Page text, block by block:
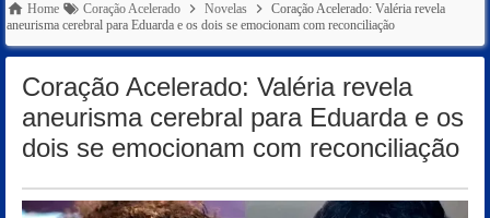
Home Coração Acelerado Novelas
Coração Acelerado: Valéria revela
aneurisma cerebral para Eduarda e os dois se emocionam com reconciliação
Coração Acelerado: Valéria revela
aneurisma cerebral para Eduarda e os
dois se emocionam com reconciliação